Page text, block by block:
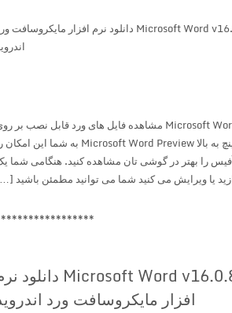
Microsoft Word v16.0.8827.2054 دانلود نرم افزار مایکروسافت ورد
اندروید
برنامه Microsoft Word Preview مشاهده فایل های ورد قابل نصب بر روی
تبلت های با سایز 7 اینچ به بالا Microsoft Word Preview به شما این امکان را
را بهتر در گوشی تان مشاهده کنید. هنگامی شما یک
ویرایش می کنید شما می توانید مطمئن باشید […]
******************
Microsoft Word v16.0.8827.2054 دانلود نرم
افزار مایکروسافت ورد اندروید